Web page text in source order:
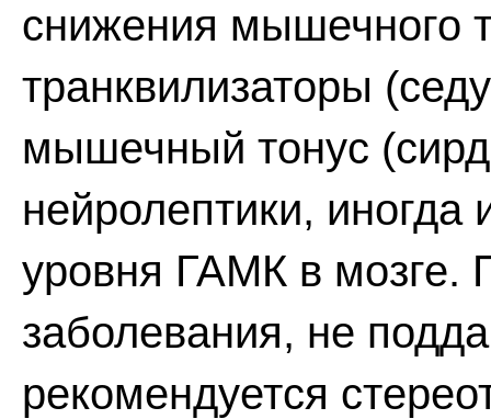
снижения мышечного
транквилизаторы
мышечный тонус
нейролептики,
уровня ГАМК в мозге.
заболевания, не
рекомендуется